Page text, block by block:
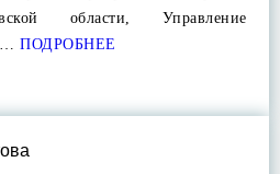
области, Управление
ПОДРОБНЕЕ